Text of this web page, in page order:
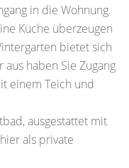
in die Wohnung.
Küche überzeugen
bietet sich
haben Sie Zugang
einem Teich und
ausgestattet mit
als private